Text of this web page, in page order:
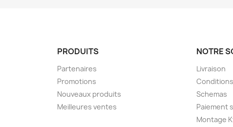
PRODUITS
Partenaires
Promotions
Nouveaux produits
Meilleures ventes
NOTRE
Livraison
Schemas
Paiement
Montage